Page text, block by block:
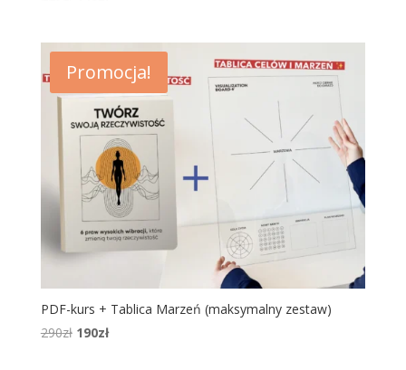
Promocja!
PDF-kurs + Tablica Marzeń (maksymalny zestaw)
290zł 190zł